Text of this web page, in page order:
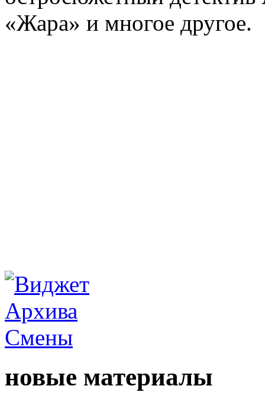
«Жара» и многое другое.
новые материалы